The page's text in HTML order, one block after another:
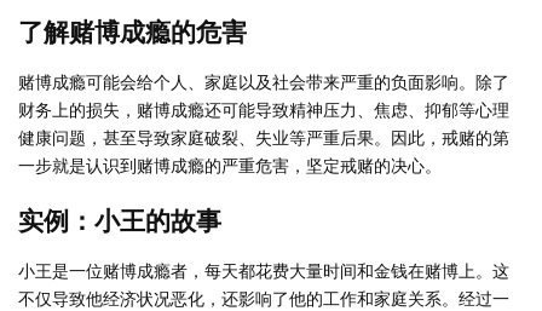
了解赌博成瘾的危害
赌博成瘾可能会给个人、家庭以及社会带来严重的负面影响。除了
财务上的损失，赌博成瘾还可能导致精神压力、焦虑、抑郁等心理
健康问题，甚至导致家庭破裂、失业等严重后果。因此，戒赌的第
一步就是认识到赌博成瘾的严重危害，坚定戒赌的决心。
实例：小王的故事
小王是一位赌博成瘾者，每天都花费大量时间和金钱在赌博上。这
不仅导致他经济状况恶化，还影响了他的工作和家庭关系。经过一